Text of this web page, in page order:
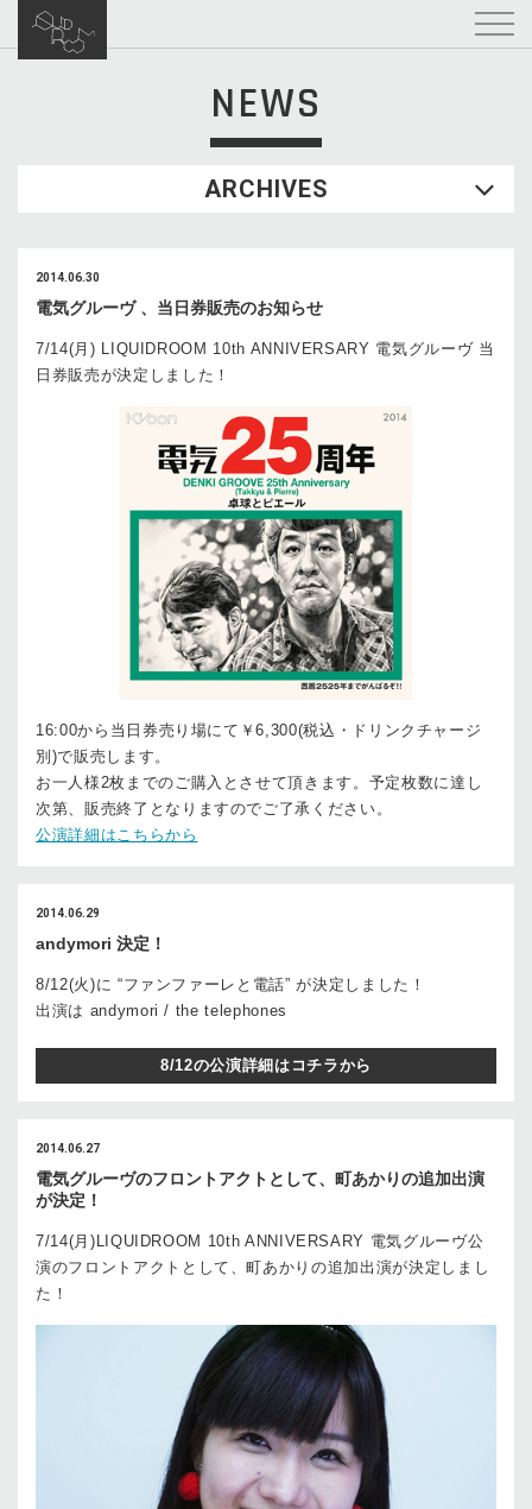
NEWS
ARCHIVES
2014.06.30
電気グルーヴ 、当日券販売のお知らせ
7/14(月) LIQUIDROOM 10th ANNIVERSARY 電気グルーヴ 当
日券販売が決定しました！
16:00から当日券売り場にて￥6,300(税込・ドリンクチャージ
別)で販売します。
お一人様2枚までのご購入とさせて頂きます。予定枚数に達し
次第、販売終了となりますのでご了承ください。
公演詳細はこちらから
2014.06.29
andymori 決定！
8/12(火)に “ファンファーレと電話” が決定しました！
出演は andymori / the telephones
8/12の公演詳細はコチラから
2014.06.27
電気グルーヴのフロントアクトとして、町あかりの追加出演
が決定！
7/14(月)LIQUIDROOM 10th ANNIVERSARY 電気グルーヴ公
演のフロントアクトとして、町あかりの追加出演が決定しまし
た！